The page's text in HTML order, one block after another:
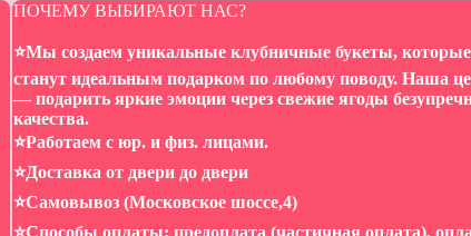
ПОЧЕМУ ВЫБИРАЮТ НАС?
⭐️Мы создаем уникальные клубничные букеты, которые
станут идеальным подарком по любому поводу. Наша
— подарить яркие эмоции через свежие ягоды
качества.
⭐️Работаем с юр. и физ. лицами.
⭐️Доставка от двери до двери
⭐️Самовывоз (Московское шоссе,4)
⭐️Способы оплаты: предоплата (частичная оплата),